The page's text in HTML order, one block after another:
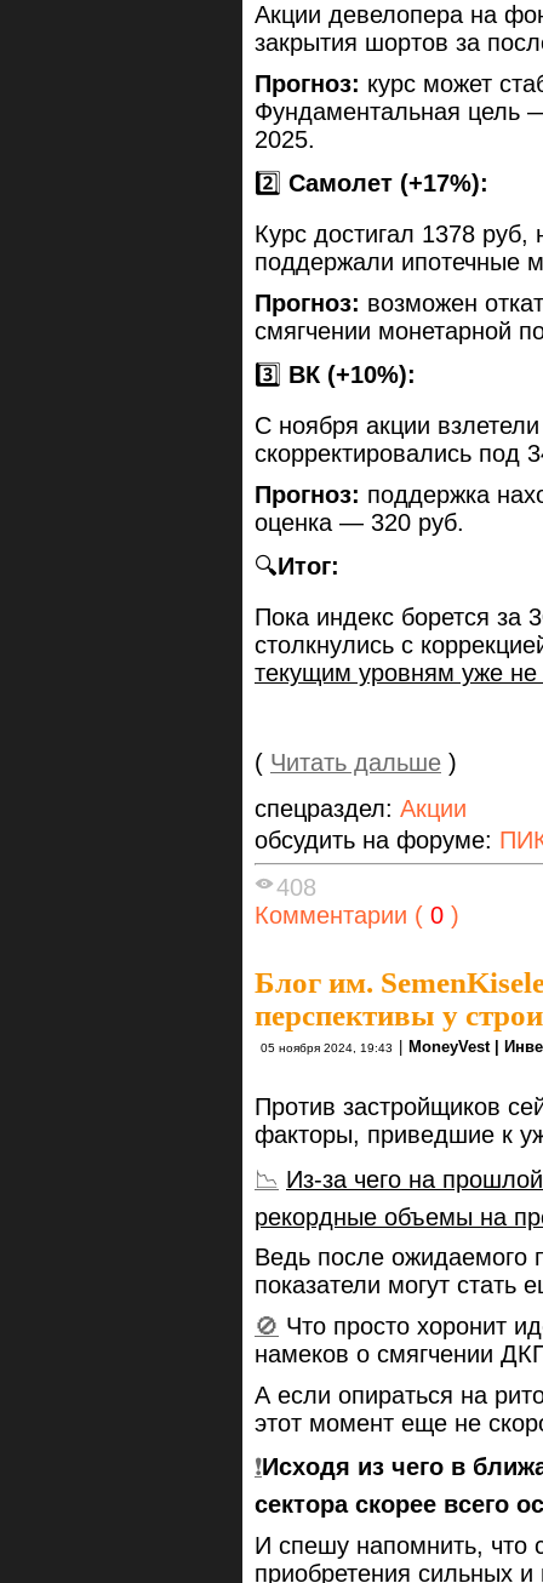
Акции девелопера на
закрытия шортов за
Прогноз: курс может
Фундаментальная цель
2025.
2️⃣ Самолет (+17%):
Курс достигал 1378
поддержали ипотечные
Прогноз: возможен
смягчении монетарной
3️⃣ ВК (+10%):
С ноября акции
скорректировались под
Прогноз: поддержка
оценка — 320 руб.
🔍Итог:
Пока индекс борется за
столкнулись с
текущим уровням уже не
( Читать дальше )
спецраздел: Акции
обсудить на форуме:
408
Комментарии ( 0 )
Блог им.
перспективы у
05 ноября 2024, 19:43 | MoneyVest |
Против застройщиков
факторы, приведшие к
📉 Из-за чего на
рекордные объемы на
Ведь после ожидаемого
показатели могут стать
🚫 Что просто хоронит
намеков о смягчении
А если опираться на
этот момент еще не
❗️Исходя из чего в
сектора скорее всего
И спешу напомнить, что
приобретения сильных